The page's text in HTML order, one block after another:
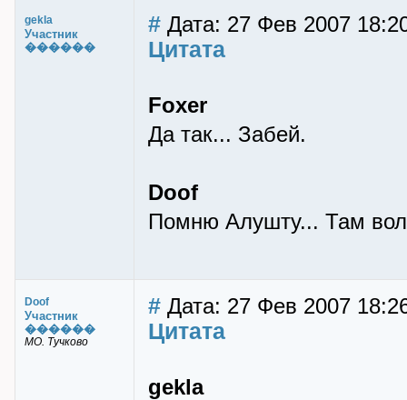
gekla
Участник
������
# Дата: 27 Фев 2007
Цитата
Foxer
Да так... Забей.
Doof
Помню Алушту... Там
Doof
Участник
������
МО. Тучково
# Дата: 27 Фев 2007
Цитата
gekla